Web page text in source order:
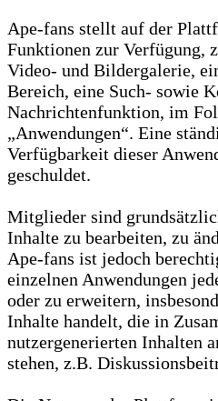
Ape-fans stellt auf der
Funktionen zur Verfügung,
Video- und Bildergalerie,
Bereich, eine Such- sowie
Nachrichtenfunktion, im
„Anwendungen“. Eine
Verfügbarkeit dieser
geschuldet.
Mitglieder sind
Inhalte zu bearbeiten, zu
Ape-fans ist jedoch
einzelnen Anwendungen
oder zu erweitern,
Inhalte handelt, die in
nutzergenerierten Inhalten
stehen, z.B.